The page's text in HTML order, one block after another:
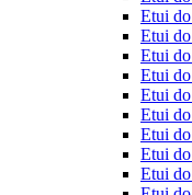
Etui
Etui
Etui
Etui
Etui
Etui
Etui
Etui
Etui